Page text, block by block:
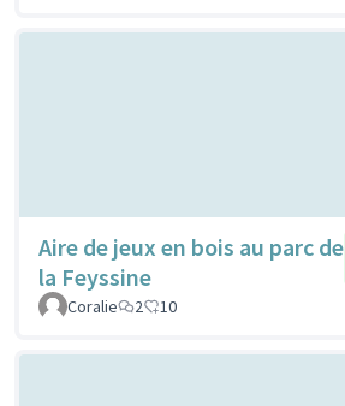
Aire de jeux en bois au parc de
la Feyssine
Coralie
2 10